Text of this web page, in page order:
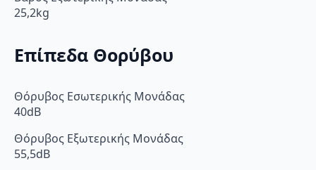
25,2kg
Επίπεδα Θορύβου
Θόρυβος Εσωτερικής Μονάδας
40dB
Θόρυβος Εξωτερικής Μονάδας
55,5dB